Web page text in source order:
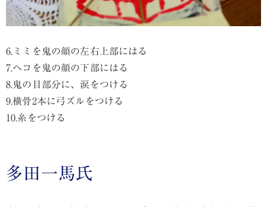
6.ミミを鬼の顔の左右上部にはる
7.ヘコを鬼の顔の下部にはる
8.鬼の目部分に、涙をつける
9.横骨2本に弓ズルをつける
10.糸をつける
多田一馬氏